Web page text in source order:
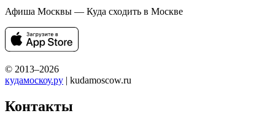
Афиша Москвы — Куда сходить в Москве
© 2013–2026
кудамоскоу.ру | kudamoscow.ru
Контакты